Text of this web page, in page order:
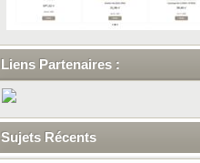
Liens Partenaires :
Sujets Récents